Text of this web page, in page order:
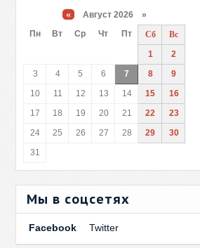
« Август 2026 »
Пн
Вт Ср Чт Пт Сб
Вс
1
2
3
4 5 6 7 8
9
10
11 12 13 14 15
16
17
18 19 20 21 22
23
24
25 26 27 28 29
30
31
Мы в соцсетях
Facebook Twitter